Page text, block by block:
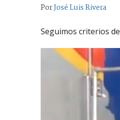
PorJosé Luis Rivera
Seguimos criterios de